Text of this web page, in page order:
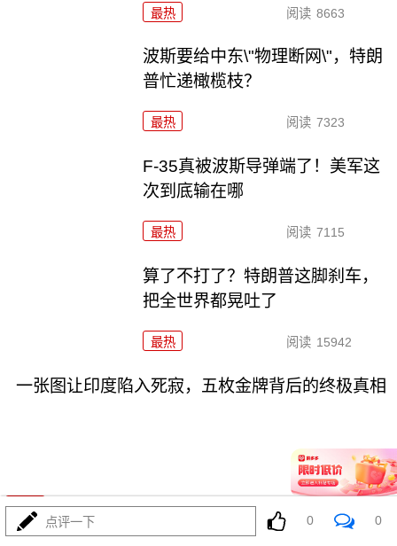
最热 阅读 8663
波斯要给中东\"物理断网\"，特朗
普忙递橄榄枝？
最热 阅读 7323
F-35真被波斯导弹端了！美军这
次到底输在哪
最热 阅读 7115
算了不打了？特朗普这脚刹车，
把全世界都晃吐了
最热 阅读 15942
一张图让印度陷入死寂，五枚金牌背后的终极真相
最热 阅读 11060
点评一下 0 0